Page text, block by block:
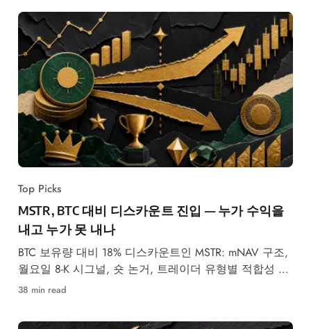
Top Picks
MSTR, BTC 대비 디스카운트 진입 — 누가 수익을
내고 누가 못 내나
BTC 보유량 대비 18% 디스카운트인 MSTR: mNAV 구조,
월요일 8-K 시그널, 숏 논거, 트레이더 유형별 적합성 정
리.
38 min read